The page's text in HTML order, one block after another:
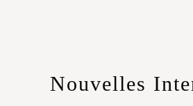
Nouvelles